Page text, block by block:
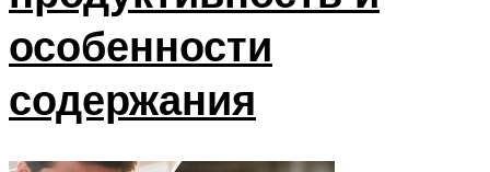
особенности
содержания